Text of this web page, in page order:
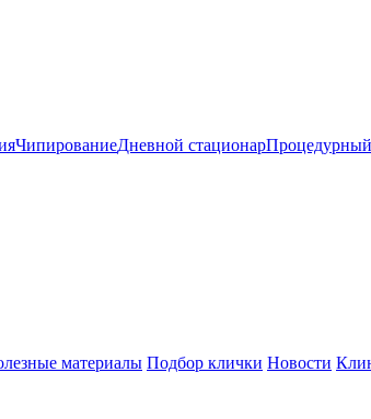
ЧипированиеДневной стационар
материалы Подбор клички Новости